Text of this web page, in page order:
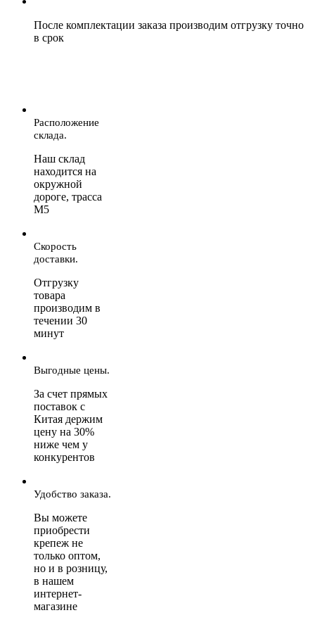
После комплектации заказа производим отгрузку точно
в срок
Расположение
склада.
Наш склад
находится на
окружной
дороге, трасса
М5
Скорость
доставки.
Отгрузку
товара
производим в
течении 30
минут
Выгодные цены.
За счет прямых
поставок с
Китая держим
цену на 30%
ниже чем у
конкурентов
Удобство заказа.
Вы можете
приобрести
крепеж не
только оптом,
но и в розницу,
в нашем
интернет-
магазине